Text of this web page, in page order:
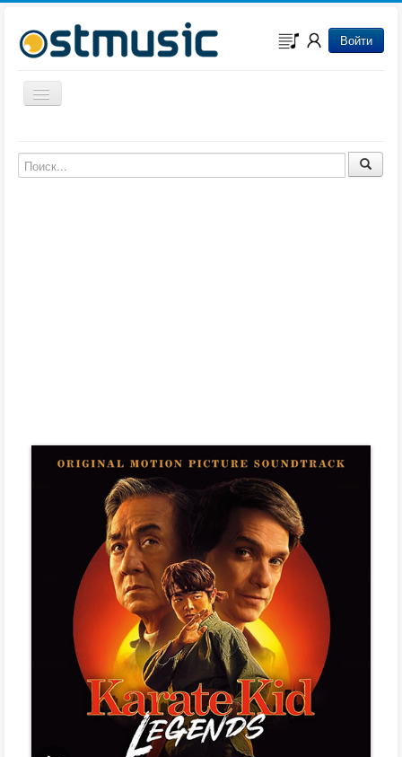
Войти
Включить/выключить навигацию
Музыка из мультфильмов
Музыка из сериалов